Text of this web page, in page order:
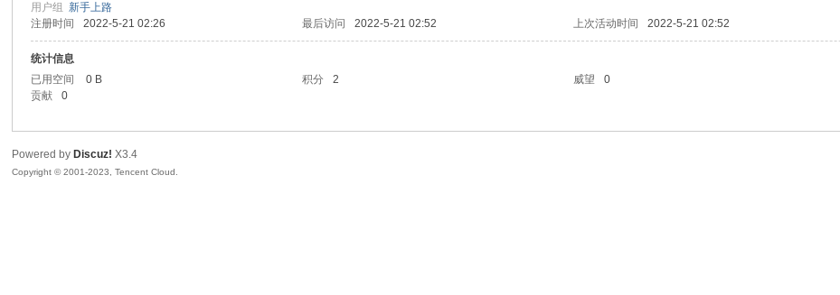
用户组新手上路
注册时间
2022-5-21 02:26 最后访问 2022-5-21 02:52 上次活动时间 2022-5-21 02:52
统计信息
已用空间
0 B 积分 2 威望 0
贡献
0
Powered by Discuz! X3.4
Copyright © 2001-2023, Tencent Cloud.